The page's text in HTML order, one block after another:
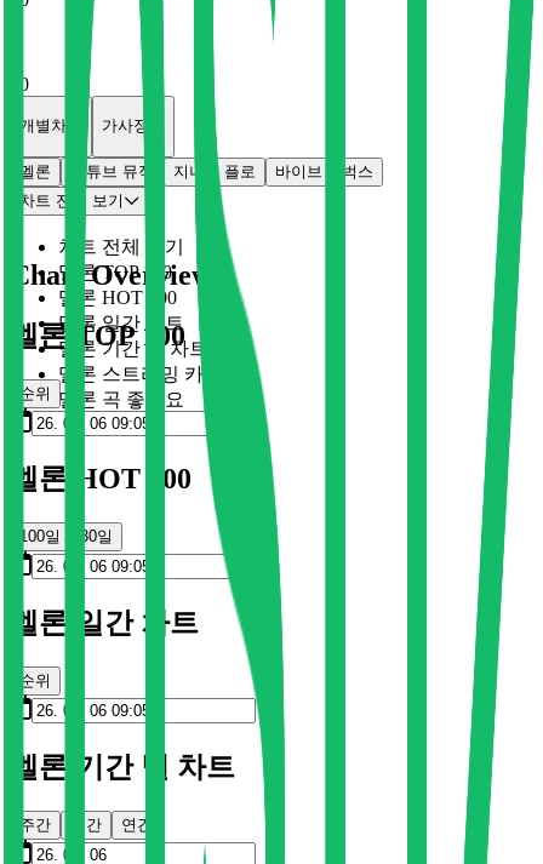
0
개별차트 가사정보
멜론 유튜브 뮤직 지니 플로 바이브
벅스
차트 전체 보기
차트 전체 보기
멜론 TOP 100
멜론 HOT 100
멜론 일간 차트
멜론 기간 별 차트
멜론 스트리밍 카드
멜론 곡 좋아요
Chart Overview
멜론 TOP 100
순위
멜론 HOT 100
100일 30일
멜론 일간 차트
순위
멜론 기간 별 차트
주간 월간 연간